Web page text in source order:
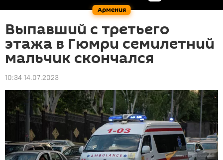
Армения
Выпавший с третьего
этажа в Гюмри семилетний
мальчик скончался
10:34 14.07.2023